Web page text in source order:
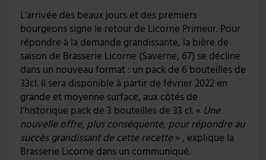
L’arrivée des beaux jours et des premiers
bourgeons signe le retour de Licorne Primeur. Pour
répondre à la demande grandissante, la bière de
saison de Brasserie Licorne (Saverne, 67) se décline
dans un nouveau format : un pack de 6 bouteilles de
33cl. Il sera disponible à partir de février 2022 en
grande et moyenne surface, aux côtés de
l’historique pack de 3 bouteilles de 33 cl. « Une
nouvelle offre, plus conséquente, pour répondre au
succès grandissant de cette recette» , explique la
Brasserie Licorne dans un communiqué.